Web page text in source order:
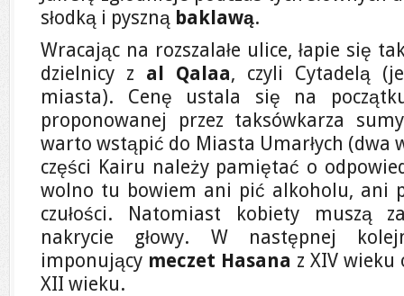
słodką i pyszną baklawą.
Wracając na rozszalałe ulice, łapie się
dzielnicy z al Qalaa, czyli Cytadelą
miasta). Cenę ustala się na
proponowanej przez taksówkarza
warto wstąpić do Miasta Umarłych (dwa
części Kairu należy pamiętać o
wolno tu bowiem ani pić alkoholu, ani
czułości. Natomiast kobiety muszą
nakrycie głowy. W następnej
imponujący meczet Hasana z XIV
XII wieku.